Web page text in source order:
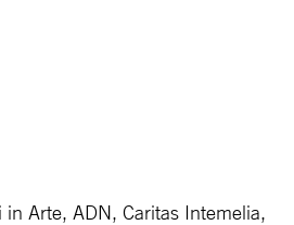
Arte, ADN, Caritas Intemelia,